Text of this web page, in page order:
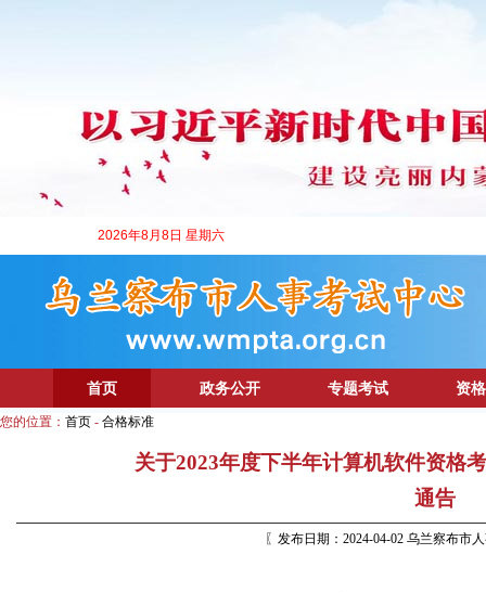
2026年8月8日 星期六
首页 政务公开 专题考试 资
您的位置： 首页 - 合格标准
关于2023年度下半年计算机软件资格
通告
〖发布日期：2024-04-02 乌兰察布市